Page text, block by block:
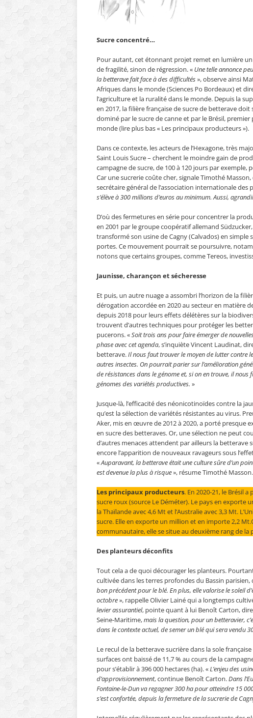
Sucre concentré…
Pour autant, cet étonnant projet remet en lumière
de fragilité, sinon de régression. « Une telle annonce
la betterave fait face à des difficultés», observe ainsi
Afriques dans le monde (Sciences Po Bordeaux) et
l’agriculture et la ruralité dans le monde. Depuis la
en 2017, la filière française de sucre de betterave
dominé par le sucre de canne et par le Brésil,
monde (lire plus bas « Les principaux producteurs »).
Dans ce contexte, les acteurs de l’Hexagone, très
Saint Louis Sucre – cherchent le moindre gain de
campagne de sucre, de 100 à 120 jours par
Car une sucrerie coûte cher, signale Timothé
secrétaire général de l’association internationale des
s’élève à 300 millions d’euros au minimum. Aussi,
D’où des fermetures en série pour concentrer la
en 2001 par le groupe coopératif allemand
transformé son usine de Cagny (Calvados) en
portes. Ce mouvement pourrait se poursuivre,
notons que certains groupes, comme Tereos,
Jaunisse, charançon et sécheresse
Et puis, un autre nuage a assombri l’horizon de la
dérogation accordée en 2020 au secteur en matière
depuis 2018 pour leurs effets délétères sur la
trouvent d’autres techniques pour protéger les
pucerons. «Soit trois ans pour faire émerger de
phase avec cet agenda, s’inquiète Vincent Laudinat,
betterave.Il nous faut trouver le moyen de lutter contre
autres insectes. On pourrait parier sur l’amélioration
de résistances dans le génome et, si on en trouve, il
génomes des variétés productives. »
Jusque-là, l’efficacité des néonicotinoïdes contre la
qu’est la sélection de variétés résistantes au virus.
Aker, mis en œuvre de 2012 à 2020, a porté presque
en sucre des betteraves. Or, une sélection ne peut
d’autres menaces attendent par ailleurs la betterave
encore l’apparition de nouveaux ravageurs sous
«Auparavant, la betterave était une culture sûre d’un
est devenue la plus à risque», résume Timothé Masson.
Les principaux producteurs. En 2020-21, le Brésil
sucre roux (source Le Déméter). Le pays en exporte
la Thaïlande avec 4,6 Mt et l’Australie avec 3,3 Mt.
sucre. Elle en exporte un million et en importe 2,2
communautaire, elle se situe au deuxième rang de
Des planteurs déconfits
Tout cela a de quoi décourager les planteurs.
cultivée dans les terres profondes du Bassin parisien,
bon précédent pour le blé. En plus, elle valorise le soleil
octobre», rappelle Olivier Lainé qui a longtemps
levier assurantiel, pointe quant à lui Benoît Carton,
Seine-Maritime,mais la question, pour un betteravier,
dans le contexte actuel, de semer un blé qui sera vendu
Le recul de la betterave sucrière dans la sole
surfaces ont baissé de 11,7 % au cours de la
pour s’établir à 396 000 hectares (ha). «L’enjeu des
d’approvisionnement, continue Benoît Carton.Dans
Fontaine-le-Dun va regagner 300 ha pour atteindre 15
s’est confortée, depuis la fermeture de la sucrerie de